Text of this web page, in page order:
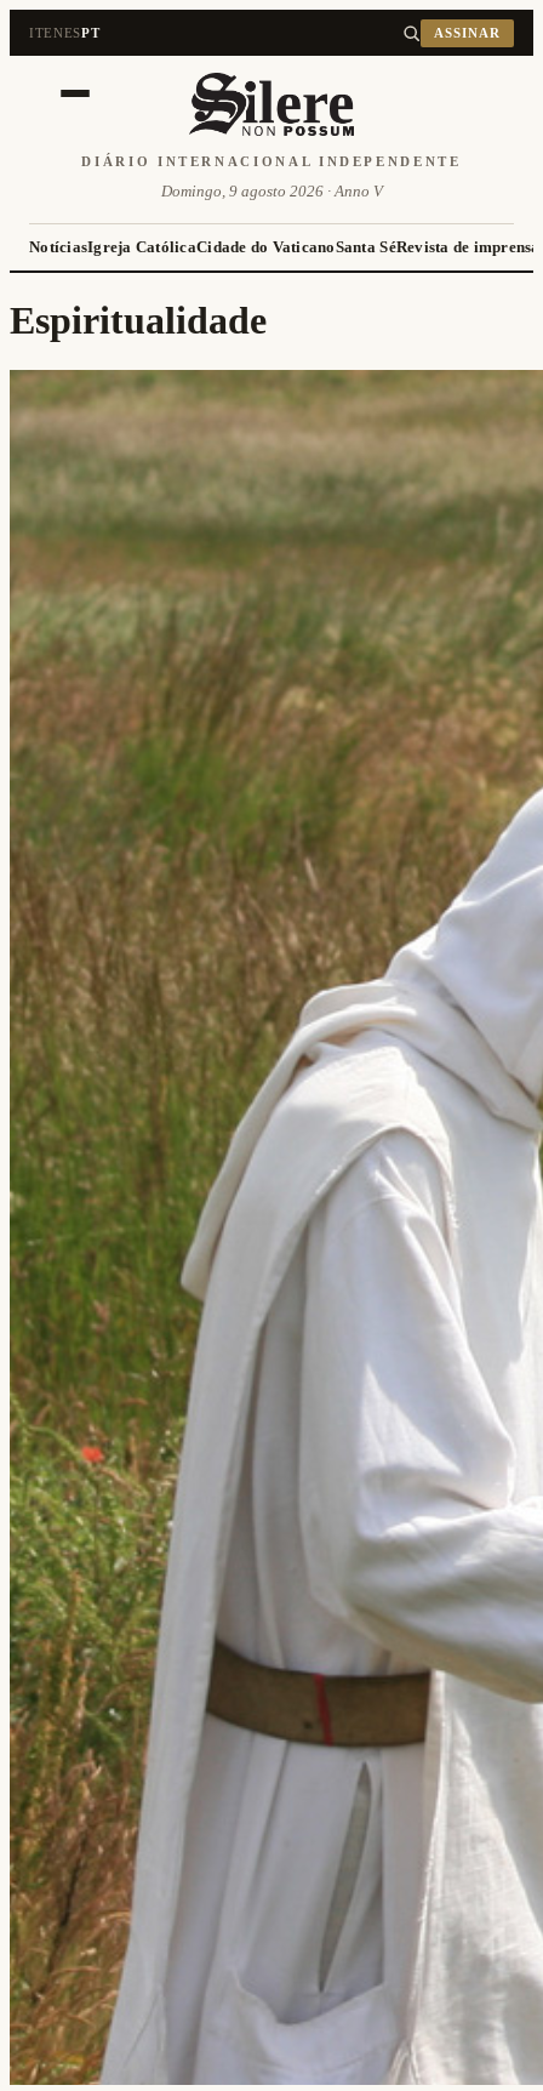
ITENESPT ASSINAR
DIÁRIO INTERNACIONAL INDEPENDENTE
Domingo, 9 agosto 2026 · Anno V
NotíciasIgreja CatólicaCidade do VaticanoSanta SéRevista de imprensa
Espiritualidade